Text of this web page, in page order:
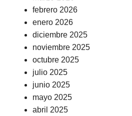
febrero 2026
enero 2026
diciembre 2025
noviembre 2025
octubre 2025
julio 2025
junio 2025
mayo 2025
abril 2025